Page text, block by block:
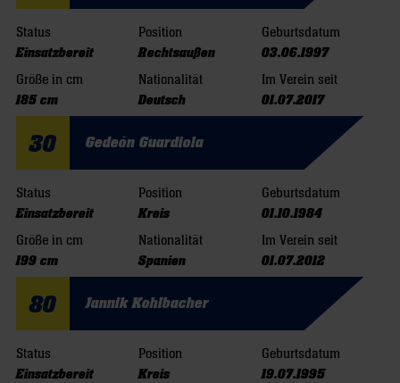
Status
Einsatzbereit
Position
Rechtsaußen
Geburtsdatum
03.06.1997
Größe in cm
185 cm
Nationalität
Deutsch
Im Verein seit
01.07.2017
30 Gedeón Guardiola
Status
Einsatzbereit
Position
Kreis
Geburtsdatum
01.10.1984
Größe in cm
199 cm
Nationalität
Spanien
Im Verein seit
01.07.2012
80 Jannik Kohlbacher
Status
Einsatzbereit
Position
Kreis
Geburtsdatum
19.07.1995